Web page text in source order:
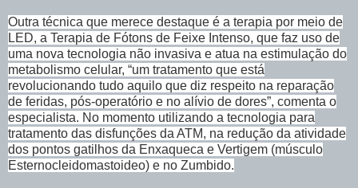
Outra técnica que merece destaque é a terapia por meio de
LED, a Terapia de Fótons de Feixe Intenso, que faz uso de
uma nova tecnologia não invasiva e atua na estimulação do
metabolismo celular, “um tratamento que está
revolucionando tudo aquilo que diz respeito na reparação
de feridas, pós-operatório e no alívio de dores”, comenta o
especialista. No momento utilizando a tecnologia para
tratamento das disfunções da ATM, na redução da atividade
dos pontos gatilhos da Enxaqueca e Vertigem (músculo
Esternocleidomastoideo) e no Zumbido.